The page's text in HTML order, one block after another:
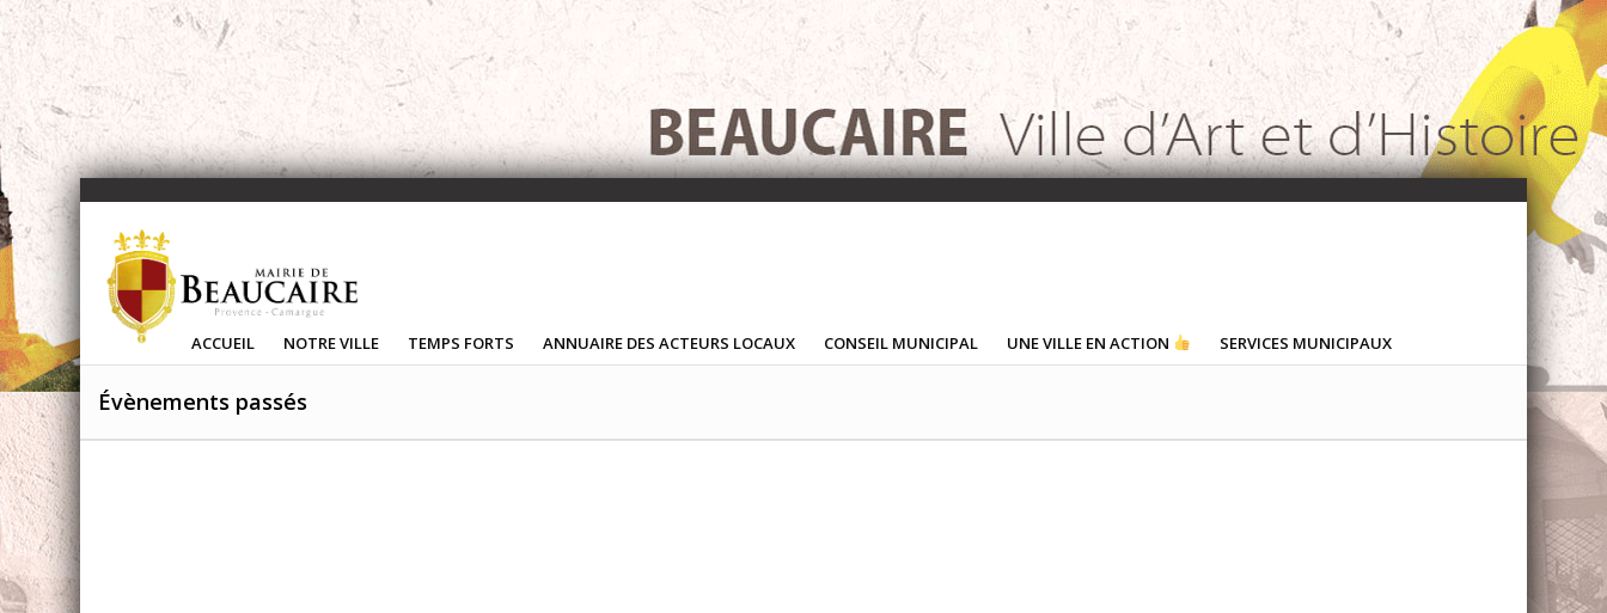
ACCUEIL NOTRE VILLE TEMPS FORTS ANNUAIRE DES ACTEURS LOCAUX CONSEIL MUNICIPAL UNE VILLE EN ACTION SERVICES MUNICIPAUX
Évènements passés